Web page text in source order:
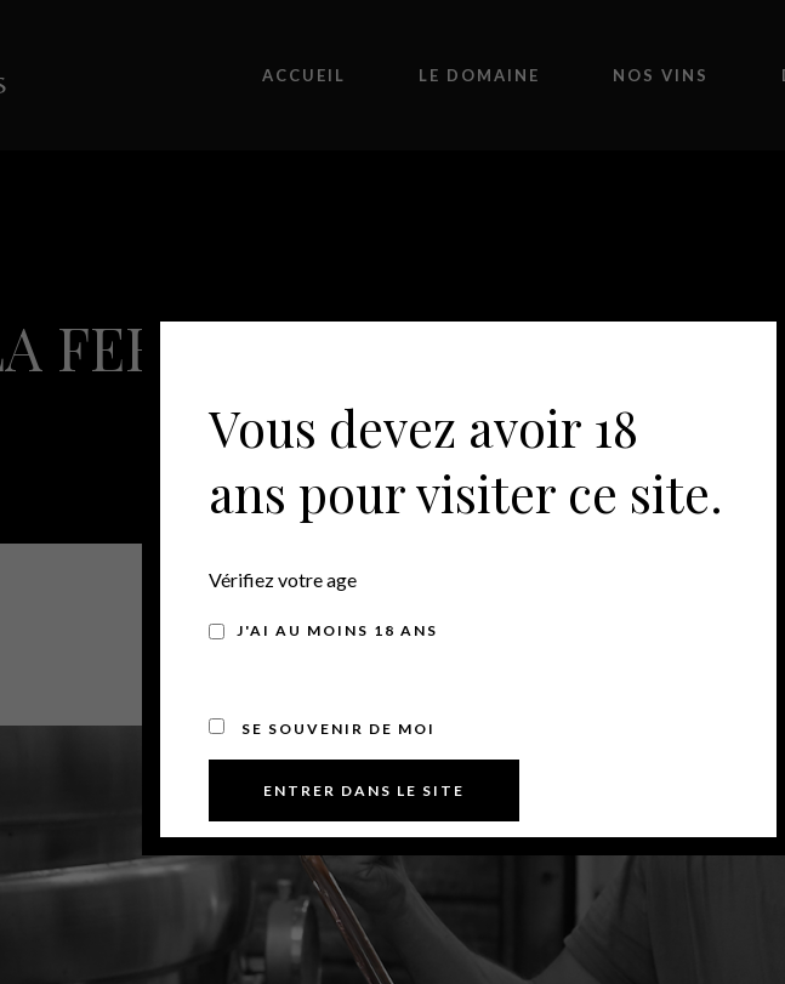
ACCUEIL LE DOMAINE NOS VINS
FERMENTATION
Vous devez avoir 18
ans pour visiter ce site.
Vérifiez votre age
J'AI AU MOINS 18 ANS
SE SOUVENIR DE MOI